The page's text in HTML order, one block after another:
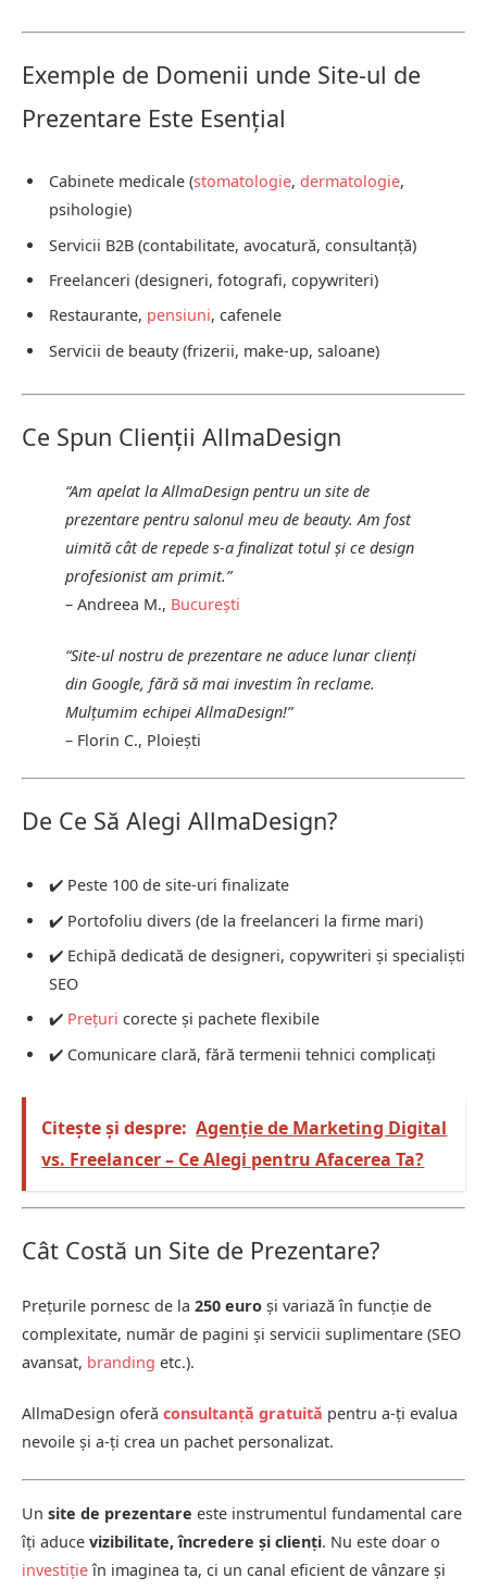
Exemple de Domenii unde Site-ul de
Prezentare Este Esențial
Cabinete medicale (stomatologie, dermatologie,
psihologie)
Servicii B2B (contabilitate, avocatură, consultanță)
Freelanceri (designeri, fotografi, copywriteri)
Restaurante, pensiuni, cafenele
Servicii de beauty (frizerii, make-up, saloane)
Ce Spun Clienții AllmaDesign
“Am apelat la AllmaDesign pentru un site de
prezentare pentru salonul meu de beauty. Am fost
uimită cât de repede s-a finalizat totul și ce design
profesionist am primit.”
– Andreea M., București
“Site-ul nostru de prezentare ne aduce lunar clienți
din Google, fără să mai investim în reclame.
Mulțumim echipei AllmaDesign!”
– Florin C., Ploiești
De Ce Să Alegi AllmaDesign?
✔️ Peste 100 de site-uri finalizate
✔️ Portofoliu divers (de la freelanceri la firme mari)
✔️ Echipă dedicată de designeri, copywriteri și specialiști
SEO
✔️ Prețuri corecte și pachete flexibile
✔️ Comunicare clară, fără termenii tehnici complicați
Citește și despre: Agenție de Marketing Digital
vs. Freelancer – Ce Alegi pentru Afacerea Ta?
Cât Costă un Site de Prezentare?
Prețurile pornesc de la 250 euro și variază în funcție de
complexitate, număr de pagini și servicii suplimentare (SEO
avansat, branding etc.).
AllmaDesign oferă consultanță gratuită pentru a-ți evalua
nevoile și a-ți crea un pachet personalizat.
Un site de prezentare este instrumentul fundamental care
îți aduce vizibilitate, încredere și clienți. Nu este doar o
investițieîn imaginea ta, ci un canal eficient de vânzare și